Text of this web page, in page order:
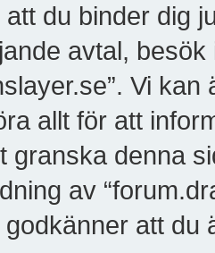
du binder dig
avtal,
Vi
allt för att
granska denna
av
att du